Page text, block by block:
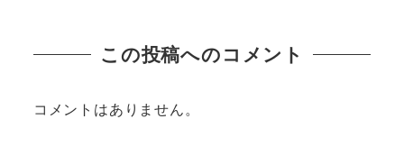
この投稿へのコメント
コメントはありません。